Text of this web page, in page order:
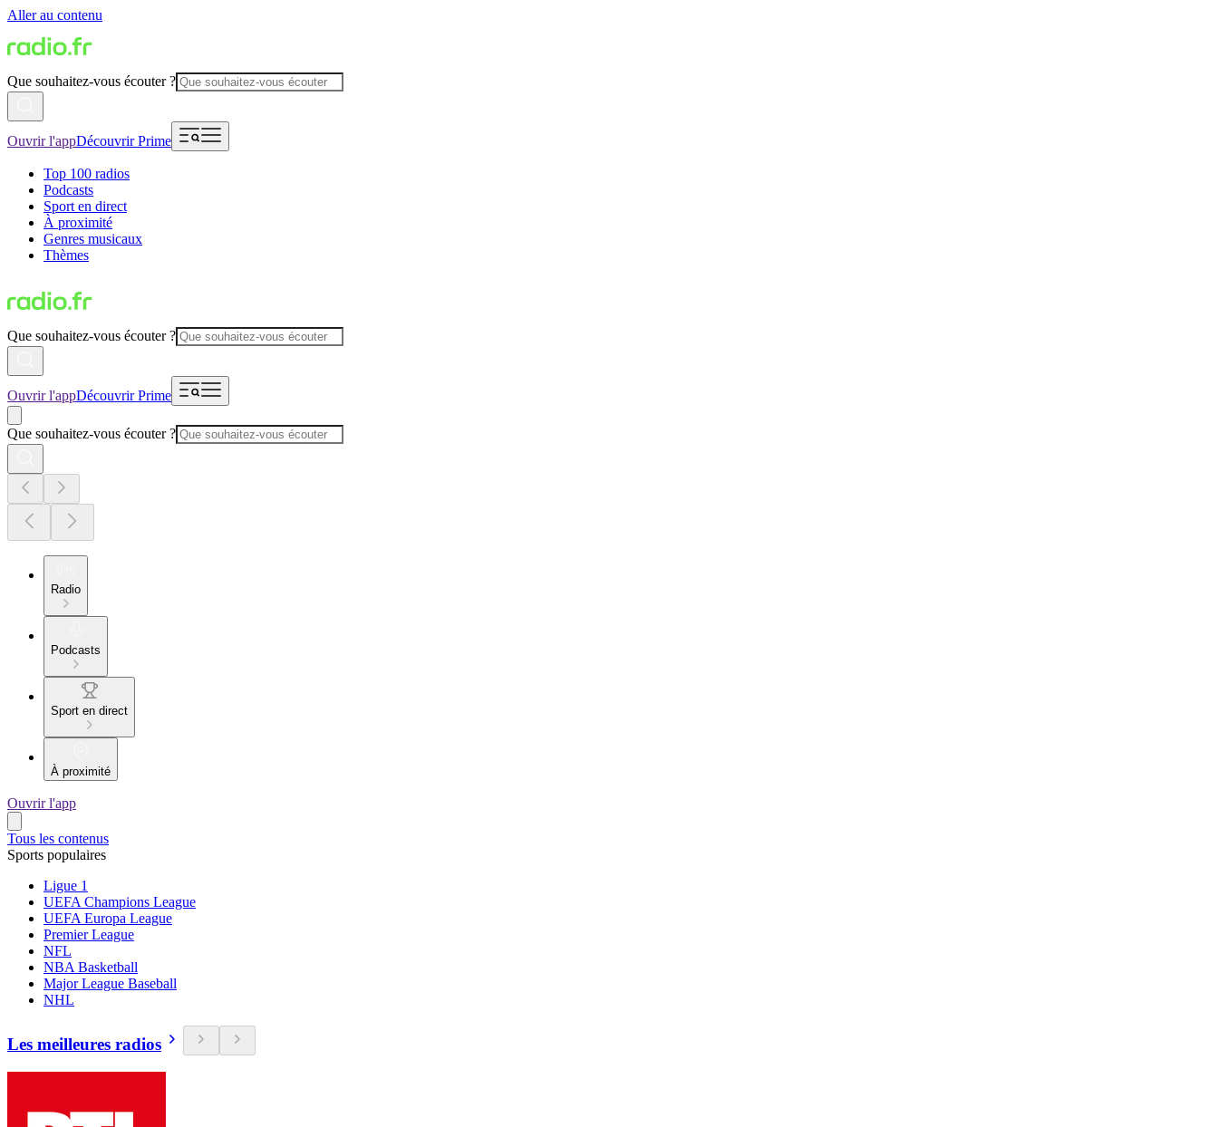
Aller au contenu
Que souhaitez-vous écouter ?
Ouvrir l'appDécouvrir Prime
Top 100 radios
Podcasts
Sport en direct
À proximité
Genres musicaux
Thèmes
Que souhaitez-vous écouter ?
Ouvrir l'appDécouvrir Prime
Que souhaitez-vous écouter ?
Radio
Podcasts
Sport en direct
À proximité
Ouvrir l'app
Tous les contenus
Sports populaires
Ligue 1
UEFA Champions League
UEFA Europa League
Premier League
NFL
NBA Basketball
Major League Baseball
NHL
Les meilleures radios